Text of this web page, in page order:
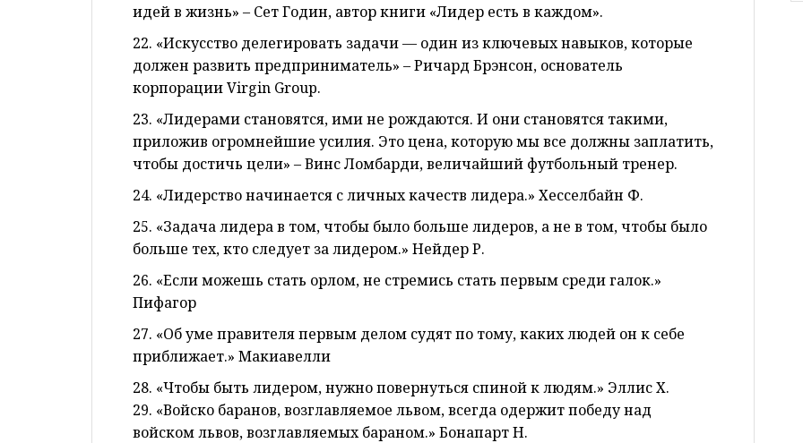
идей в жизнь» – Сет Годин, автор книги «Лидер есть в каждом».
22. «Искусство делегировать задачи — один из ключевых навыков, которые
должен развить предприниматель» – Ричард Брэнсон, основатель
корпорации Virgin Group.
23. «Лидерами становятся, ими не рождаются. И они становятся такими,
приложив огромнейшие усилия. Это цена, которую мы все должны заплатить,
чтобы достичь цели» – Винс Ломбарди, величайший футбольный тренер.
24. «Лидерство начинается с личных качеств лидера.» Хесселбайн Ф.
25. «Задача лидера в том, чтобы было больше лидеров, а не в том, чтобы было
больше тех, кто следует за лидером.» Нейдер Р.
26. «Если можешь стать орлом, не стремись стать первым среди галок.»
Пифагор
27. «Об уме правителя первым делом судят по тому, каких людей он к себе
приближает.» Макиавелли
28. «Чтобы быть лидером, нужно повернуться спиной к людям.» Эллис Х.
29. «Войско баранов, возглавляемое львом, всегда одержит победу над
войском львов, возглавляемых бараном.» Бонапарт Н.